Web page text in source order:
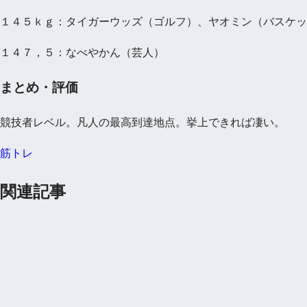
１４５ｋｇ：タイガーウッズ（ゴルフ）、ヤオミン（バスケッ
１４７，５：なべやかん（芸人）
まとめ・評価
競技者レベル。凡人の最高到達地点。挙上できれば凄い。
筋トレ
関連記事